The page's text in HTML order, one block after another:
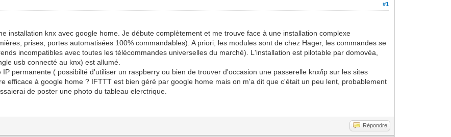
#1
installation knx avec google home. Je débute complètement et me trouve face à une installation complexe
prises, portes automatisées 100% commandables). A priori, les modules sont de chez Hager, les commandes se
incompatibles avec toutes les télécommandes universelles du marché). L'installation est pilotable par domovéa,
usb connecté au knx) est allumé.
permanente ( possibilté d'utiliser un raspberry ou bien de trouver d'occasion une passerelle knx/ip sur les sites
efficace à google home ? IFTTT est bien géré par google home mais on m'a dit que c'était un peu lent, probablement
de poster une photo du tableau elerctrique.
Répondre